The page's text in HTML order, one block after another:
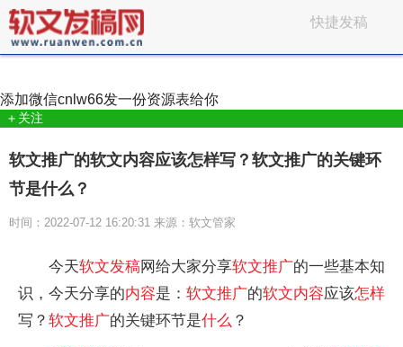
快捷发稿
添加微信cnlw66发一份资源表给你
＋关注
软文推广的软文内容应该怎样写？软文推广的关键环
节是什么？
时间：2022-07-12 16:20:31 来源：软文管家
今天软文发稿网给大家分享软文推广的一些基本知
识，今天分享的内容是： 软文推广的软文内容应该怎样
写？ 软文推广的关键环节是什么 ？